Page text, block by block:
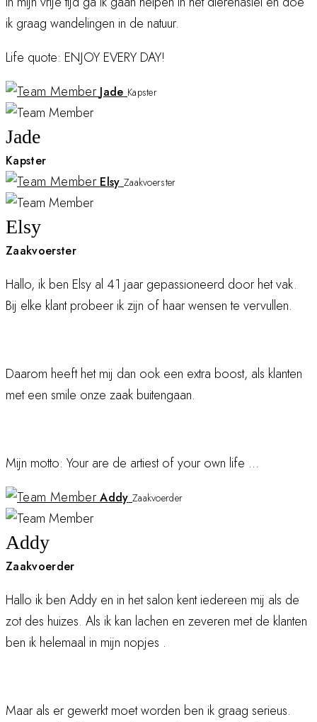
ik graag wandelingen in de natuur.
Life quote: ENJOY EVERY DAY!
Jade Kapster
Jade
Kapster
Elsy Zaakvoerster
Elsy
Zaakvoerster
Hallo, ik ben Elsy al 41 jaar gepassioneerd door het vak.
Bij elke klant probeer ik zijn of haar wensen te vervullen.
Daarom heeft het mij dan ook een extra boost, als klanten
met een smile onze zaak buitengaan.
Mijn motto: Your are de artiest of your own life ...
Addy Zaakvoerder
Addy
Zaakvoerder
Hallo ik ben Addy en in het salon kent iedereen mij als de
zot des huizes. Als ik kan lachen en zeveren met de klanten
ben ik helemaal in mijn nopjes .
Maar als er gewerkt moet worden ben ik graag serieus.